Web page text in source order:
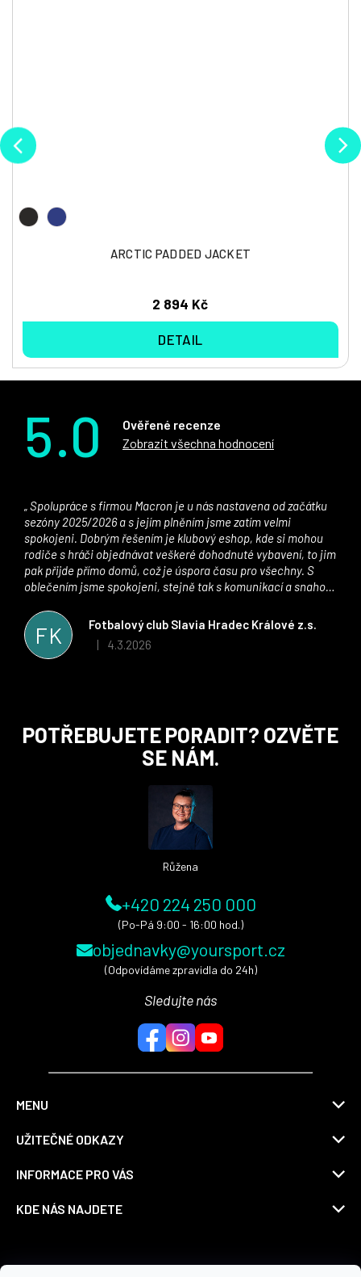
ARCTIC PADDED JACKET
2 894 Kč
DETAIL
5.0
Ověřené recenze
Zobrazit všechna hodnocení
FK
Fotbalový club Slavia Hradec Králové z.s.
Hodnocení obchodu je 5 z 5 hvězdiček.
| 4.3.2026
sezóny 2025/2026 a s jejím plněním jsme zatím velmi
spokojeni. Dobrým řešením je klubový eshop, kde si mohou
rodiče s hráči objednávat veškeré dohodnuté vybavení, to jim
pak přijde přímo domů, což je úspora času pro všechny. S
oblečením jsme spokojeni, stejně tak s komunikací a snahou
stran. Věříme, že v tomto duchu bude spolupráce pokračovat
i nadále, nyní už začínáme řešit i první sady dresů ;)
POTŘEBUJETE PORADIT? OZVĚTE
SE NÁM.
Růžena
+420 224 250 000
(Po-Pá 9:00 - 16:00 hod.)
objednavky@yoursport.cz
(Odpovídáme zpravidla do 24h)
Sledujte nás
MENU
UŽITEČNÉ ODKAZY
INFORMACE PRO VÁS
KDE NÁS NAJDETE